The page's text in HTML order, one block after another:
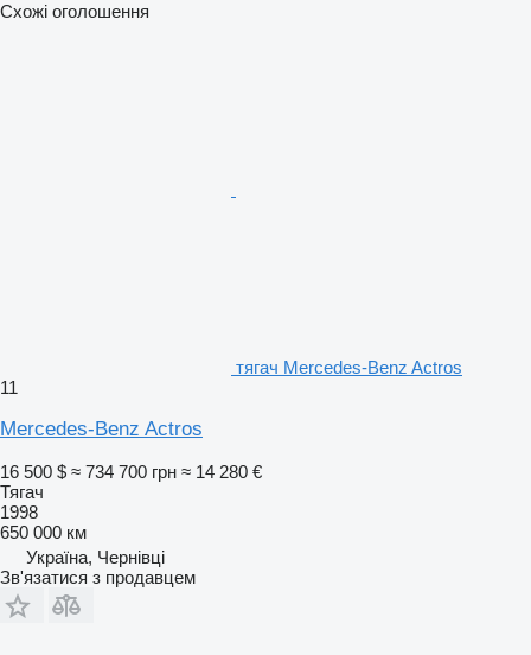
Схожі оголошення
тягач Mercedes-Benz Actros
11
Mercedes-Benz Actros
16 500 $ ≈ 734 700 грн ≈ 14 280 €
Тягач
1998
650 000 км
Україна, Чернівці
Зв'язатися з продавцем